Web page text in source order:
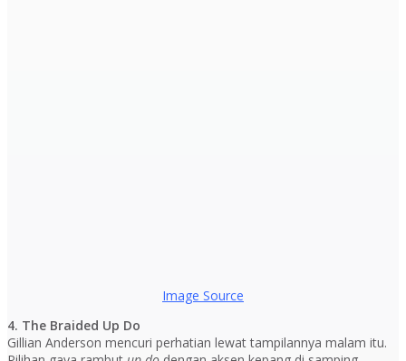
Image Source
4. The Braided Up Do
Gillian Anderson mencuri perhatian lewat tampilannya malam itu.